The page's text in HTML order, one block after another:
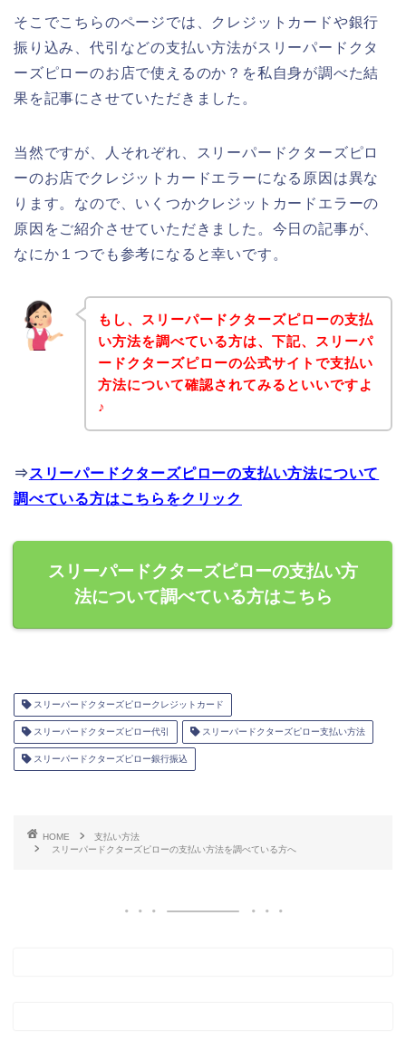
そこでこちらのページでは、クレジットカードや銀行
振り込み、代引などの支払い方法がスリーパードクタ
ーズピローのお店で使えるのか？を私自身が調べた結
果を記事にさせていただきました。
当然ですが、人それぞれ、スリーパードクターズピロ
ーのお店でクレジットカードエラーになる原因は異な
ります。なので、いくつかクレジットカードエラーの
原因をご紹介させていただきました。今日の記事が、
なにか１つでも参考になると幸いです。
もし、スリーパードクターズピローの支払
い方法を調べている方は、下記、スリーパ
ードクターズピローの公式サイトで支払い
方法について確認されてみるといいですよ
♪
⇒ スリーパードクターズピローの支払い方法について
調べている方はこちらをクリック
スリーパードクターズピローの支払い方
法について調べている方はこちら
スリーパードクターズピロークレジットカード
スリーパードクターズピロー代引 スリーパードクターズピロー支払い方法
スリーパードクターズピロー銀行振込
HOME
支払い方法
スリーパードクターズピローの支払い方法を調べている方へ